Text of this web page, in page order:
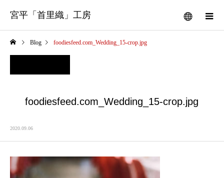
宮平「首里織」工房
Blog foodiesfeed.com_Wedding_15-crop.jpg
foodiesfeed.com_Wedding_15-crop.jpg
2020.09.06